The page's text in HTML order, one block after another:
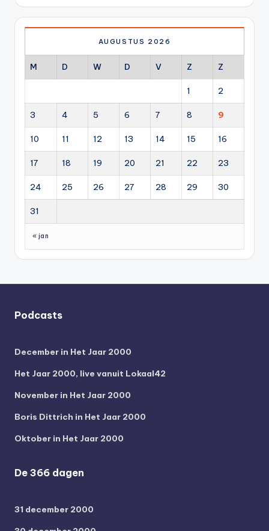
AUGUSTUS 2026
M D W D V Z Z
1 2
3 4 5 6 7 8 9
10 11 12 13 14 15 16
17 18 19 20 21 22 23
24 25 26 27 28 29 30
31
« jan
Podcasts
December in Het Jaar 2000
Het Jaar 2000, live vanuit Lokaal42
November in Het Jaar 2000
Boris Dittrich in Het Jaar 2000
Oktober in Het Jaar 2000
De 366 dagen
31 december 2000